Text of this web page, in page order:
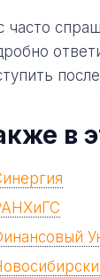
часто
в